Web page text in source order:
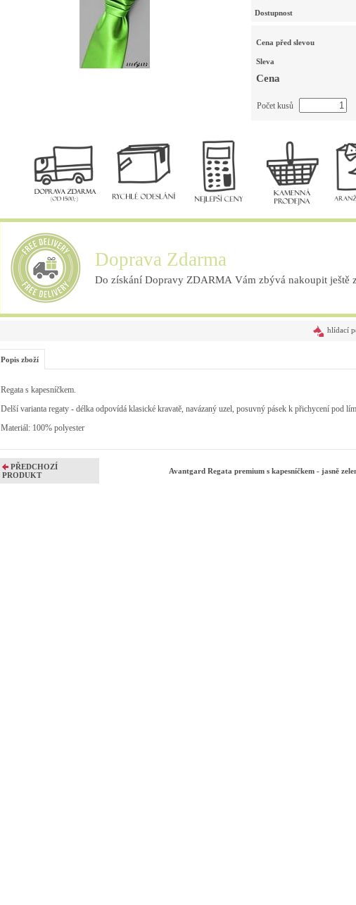
Dostupnost
Cena před slevou
Sleva
Cena
Počet kusů
Doprava Zdarma
Do získání Dopravy ZDARMA Vám zbývá nakoupit ještě
hlídací
Popis zboží
Regata s kapesníčkem.
Delší varianta regaty - délka odpovídá klasické kravatě, navázaný uzel, posuvný pásek k přichycení pod
Materiál: 100% polyester
PŘEDCHOZÍ
PRODUKT
Avantgard Regata premium s kapesníčkem - jasně